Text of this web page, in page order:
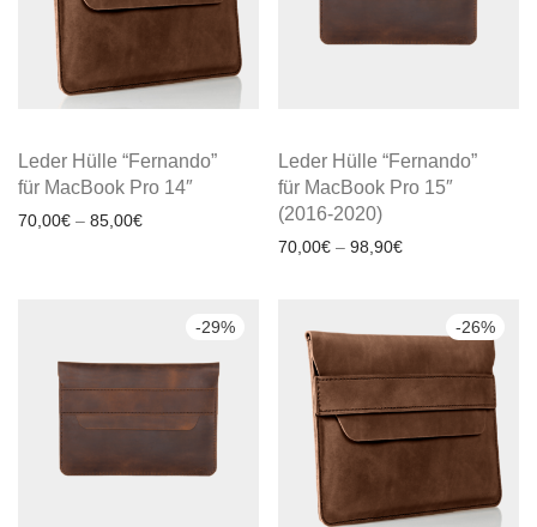
Leder Hülle “Fernando”
für MacBook Pro 14″
70,00€ – 85,00€
Leder Hülle “Fernando”
für MacBook Pro 15″
(2016-2020)
70,00€ – 98,90€
-29% -26%